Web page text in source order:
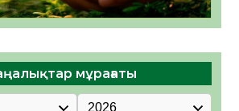
мұрағаты